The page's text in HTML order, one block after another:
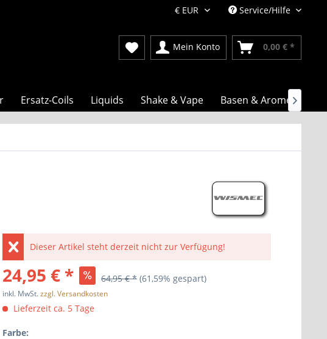
Service/Hilfe
Mein Konto 0,00 € *
Ersatz-Coils Liquids Shake & Vape Basen & Aromen

Dieser Artikel steht derzeit nicht zur Verfügung!
24,95 € * 64,95 € * (61,59% gespart)
inkl. MwSt.zzgl. Versandkosten
Lieferzeit ca. 5 Tage
Farbe: